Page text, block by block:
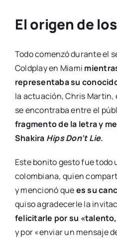
El origen de
Todo comenzó durante el
Coldplay en Miami
representaba su
la actuación, Chris Martin,
se encontraba entre el
fragmento de la letra y
Shakira Hips Don’t Lie.
Este bonito gesto fue todo
colombiana, quien
y mencionó quees su
quiso agradecerle la
felicitarle por su
y por «enviar un mensaje